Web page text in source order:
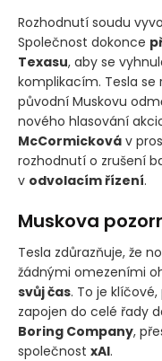
Rozhodnutí soudu
Společnost dokonce
Texasu, aby se
komplikacím. Tesla se
původní Muskovu
nového hlasování
McCormicková v
rozhodnutí o zrušení
v odvolacím řízení.
Muskova
Tesla zdůrazňuje, že
žádnými omezeními
svůj čas. To je
zapojen do celé řady
Boring Company,
společnost xAI.